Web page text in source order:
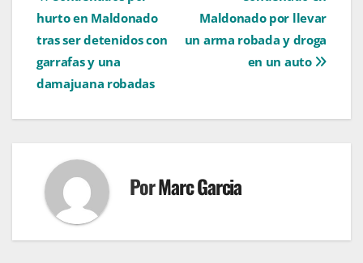
de
entradas
Maldonado por llevar
un arma robada y droga
en un auto
hurto en Maldonado
tras ser detenidos con
garrafas y una
damajuana robadas
PorMarc Garcia